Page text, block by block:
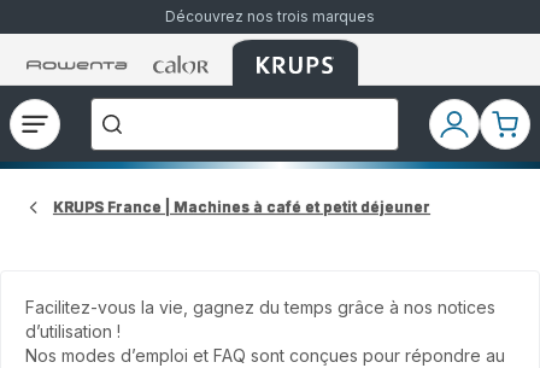
Découvrez nos trois marques
Accueil
Rowenta
Accueil
Rowenta
Accueil
Rowenta
Ouvrir
le
["Que
recherchez-
vous
?","Aspirateurs
Café
Grains","Centrales
Vapeurs","Sèche
Mon
compte
Mon
KRUPS France | Machines à café et petit déjeuner
Facilitez-vous la vie, gagnez du temps grâce à nos notices
d’utilisation !
Nos modes d’emploi et FAQ sont conçues pour répondre au